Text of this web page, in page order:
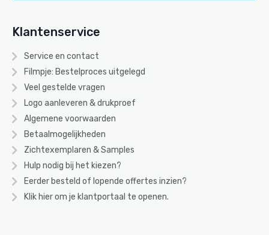
Klantenservice
Service en contact
Filmpje: Bestelproces uitgelegd
Veel gestelde vragen
Logo aanleveren & drukproef
Algemene voorwaarden
Betaalmogelijkheden
Zichtexemplaren & Samples
Hulp nodig bij het kiezen?
Eerder besteld of lopende offertes inzien?
Klik hier om je klantportaal te openen.